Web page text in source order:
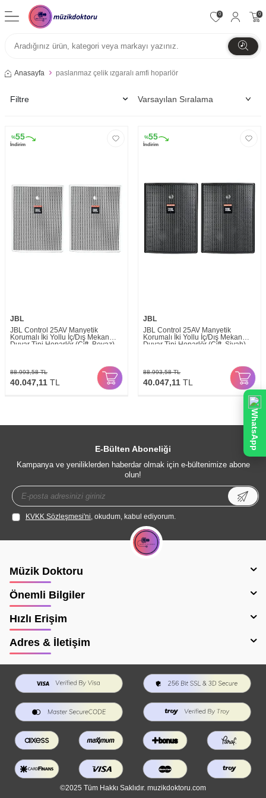
0 0
Anasayfa paslanmaz çelik ızgaralı amfi hoparlör
Filtre
%55
İndirim
JBL
JBL Control 25AV Manyetik
Korumalı İki Yollu İç/Dış Mekan
Duvar Tipi Hoparlör (Çift, Beyaz)
88.993,58TL
40.047,11 TL
%55
İndirim
JBL
JBL Control 25AV Manyetik
Korumalı İki Yollu İç/Dış Mekan
Duvar Tipi Hoparlör (Çift, Siyah)
88.993,58TL
40.047,11 TL
E-Bülten Aboneliği
Kampanya ve yeniliklerden haberdar olmak için e-bültenimize abone
olun!
KVKK Sözleşmesi'ni, okudum, kabul ediyorum.
Müzik Doktoru
Önemli Bilgiler
Hızlı Erişim
Adres & İletişim
©2025 Tüm Hakkı Saklıdır. muzikdoktoru.com
WhatsApp